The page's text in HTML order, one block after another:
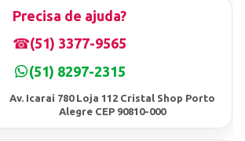
Precisa de ajuda?
☎(51) 3377-9565
(51) 8297-2315
Av. Icarai 780 Loja 112 Cristal Shop Porto
Alegre CEP 90810-000